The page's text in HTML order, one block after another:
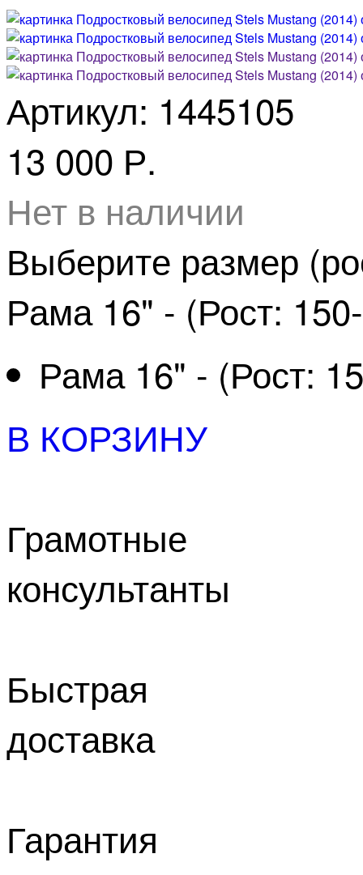
Артикул: 1445105
13 000 Р.
Нет в наличии
Выберите размер
Рама 16" - (Рост:
Рама 16" - (Рост:
В КОРЗИНУ
Грамотные
консультанты
Быстрая
доставка
Гарантия